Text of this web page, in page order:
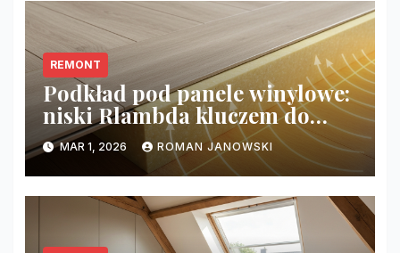
REMONT
Podkład pod panele winylowe:
niski Rlambda kluczem do
komfortu i oszczędności
MAR 1, 2026 ROMAN JANOWSKI